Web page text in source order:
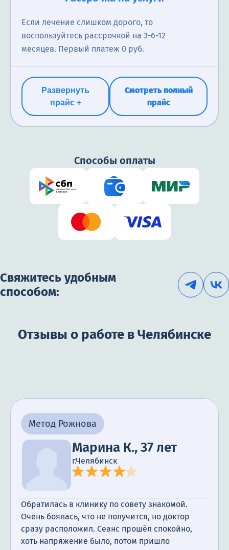
Если лечение слишком дорого, то
воспользуйтесь рассрочкой на 3-6-12
месяцев. Первый платеж 0 руб.
Развернуть
прайс +
Смотреть полный
прайс
Способы оплаты
Свяжитесь удобным
способом:
Отзывы о работе в Челябинске
Метод Рожнова
Марина К., 37 лет
г.Челябинск
Обратилась в клинику по совету знакомой.
Очень боялась, что не получится, но доктор
сразу расположил. Сеанс прошёл спокойно,
хоть напряжение было, потом пришло